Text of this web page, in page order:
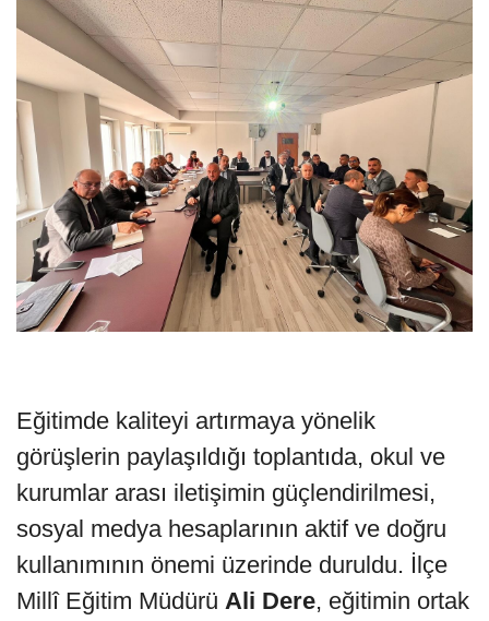
Eğitimde kaliteyi artırmaya yönelik
görüşlerin paylaşıldığı toplantıda, okul ve
kurumlar arası iletişimin güçlendirilmesi,
sosyal medya hesaplarının aktif ve doğru
kullanımının önemi üzerinde duruldu. İlçe
Millî Eğitim Müdürü Ali Dere, eğitimin ortak